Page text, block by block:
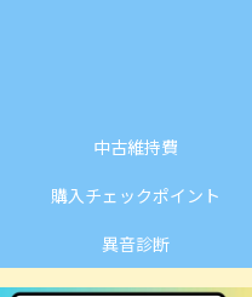
中古維持費
購入チェックポイント
異音診断